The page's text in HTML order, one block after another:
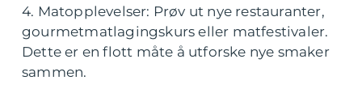
4. Matopplevelser: Prøv ut nye restauranter,
gourmetmatlagingskurs eller matfestivaler.
Dette er en flott måte å utforske nye smaker
sammen.